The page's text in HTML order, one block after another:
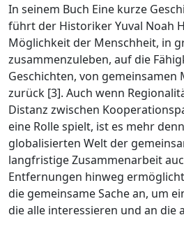
In seinem Buch Eine kurze
führt der Historiker Yuval Noah
Möglichkeit der Menschheit, in
zusammenzuleben, auf die
Geschichten, von gemeinsamen
zurück [3]. Auch wenn
Distanz zwischen
eine Rolle spielt, ist es mehr
globalisierten Welt der
langfristige Zusammenarbeit
Entfernungen hinweg
die gemeinsame Sache an, um
die alle interessieren und an die